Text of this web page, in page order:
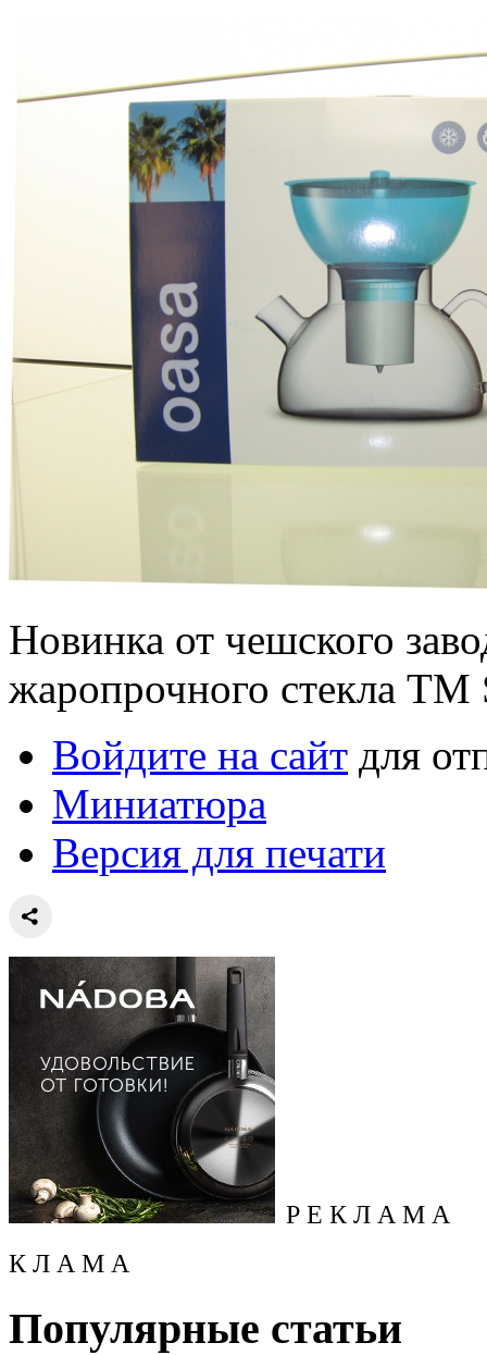
Новинка от чешского
жаропрочного стекла
Войдите на сайт для
Миниатюра
Версия для печати
Р Е К Л А М А
К Л А М А
Популярные статьи